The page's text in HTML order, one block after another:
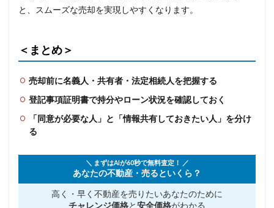
と、スムーズな売却を実現しやすくなります。
＜まとめ＞
売却前に名義人・共有者・法定相続人を把握する
登記事項証明書で持分やローン状況を確認しておく
「同意が必要な人」と「情報共有しておきたい人」を分け
る
＼ まずはAIが60秒で無料査定！ ／
あなたの不動産・売るといくら？
高く・早く不動産を売りたいあなたのために
チャレンジ価格と安全価格がわかる